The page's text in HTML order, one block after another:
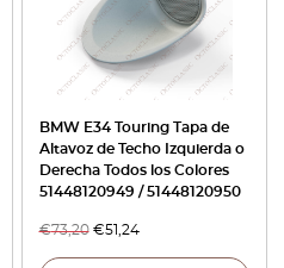
BMW E34 Touring Tapa de
Altavoz de Techo Izquierda o
Derecha Todos los Colores
51448120949 / 51448120950
€73,20 €51,24